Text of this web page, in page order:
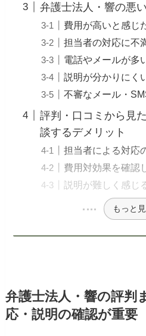
弁護士法人・響の悪
費用が高いと感じ
担当者の対応に不
電話やメールが多
説明が分かりにく
不審なメール・
評判・口コミから見
談するデメリット
担当者による対応
費用対効果を確認
説明が難しく感じ
もっと
弁護士法人・響の評判
応・説明の確認が重要